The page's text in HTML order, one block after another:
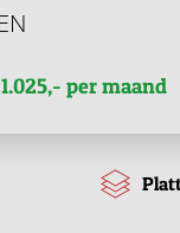
per maand